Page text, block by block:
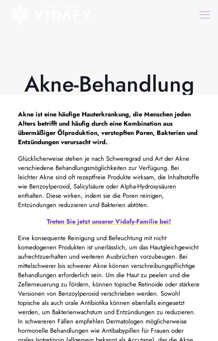
Akne-Behandlung
Akne ist eine häufige Hauterkrankung, die Menschen jeden
Alters betrifft und häufig durch eine Kombination aus
übermäßiger Ölproduktion, verstopften Poren, Bakterien und
Entzündungen verursacht wird.
Glücklicherweise stehen je nach Schweregrad und Art der Akne
verschiedene Behandlungsmöglichkeiten zur Verfügung. Bei
leichter Akne sind oft rezeptfreie Produkte wirksam, die Inhaltsstoffe
wie Benzoylperoxid, Salicylsäure oder Alpha-Hydroxysäuren
enthalten. Diese wirken, indem sie die Poren reinigen,
Entzündungen reduzieren und Bakterien abtöten.
Treten Sie jetzt unserer Vidafy-Familie bei!
Eine konsequente Reinigung und Befeuchtung mit nicht
komedogenen Produkten ist unerlässlich, um das Hautgleichgewicht
aufrechtzuerhalten und weiteren Ausbrüchen vorzubeugen. Bei
mittelschwerer bis schwerer Akne können verschreibungspflichtige
Behandlungen erforderlich sein. Um die Haut zu peelen und die
Zellerneuerung zu fördern, können topische Retinoide oder stärkere
Versionen von Benzoylperoxid verschrieben werden. Sowohl
topische als auch orale Antibiotika können ebenfalls eingesetzt
werden, um Bakterienwachstum und Entzündungen zu reduzieren.
In schwereren Fällen empfehlen Dermatologen möglicherweise
hormonelle Behandlungen wie Antibabypillen für Frauen oder